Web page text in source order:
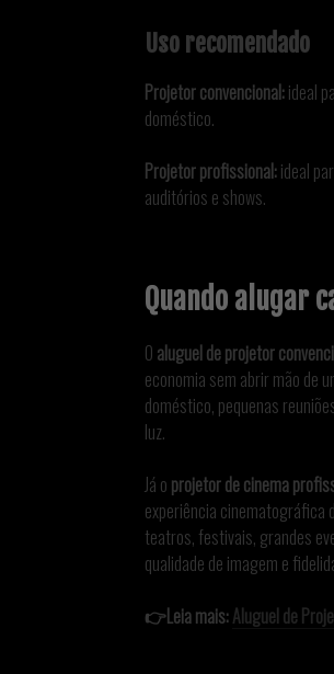
Uso recomendado
Projetor convencional:ideal
doméstico.
Projetor profissional:ideal
auditórios e shows.
Quando alugar
O aluguel de projetor
economia sem abrir mão de
doméstico, pequenas
luz.
Já o projetor de cinema
experiência cinematográfica
teatros, festivais, grandes
qualidade de imagem e
👉Leia mais:Aluguel de